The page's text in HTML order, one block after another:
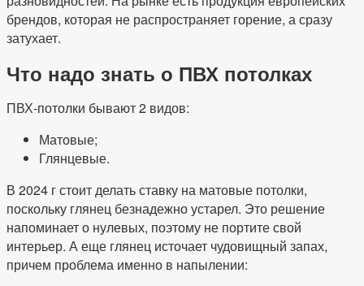
брендов, которая не распространяет горение, а сразу
затухает.
Что надо знать о ПВХ потолках
ПВХ-потолки бывают 2 видов:
Матовые;
Глянцевые.
В 2024 г стоит делать ставку на матовые потолки,
поскольку глянец безнадежно устарел. Это решение
напоминает о нулевых, поэтому не портите свой
интерьер. А еще глянец источает чудовищный запах,
причем проблема именно в напылении: